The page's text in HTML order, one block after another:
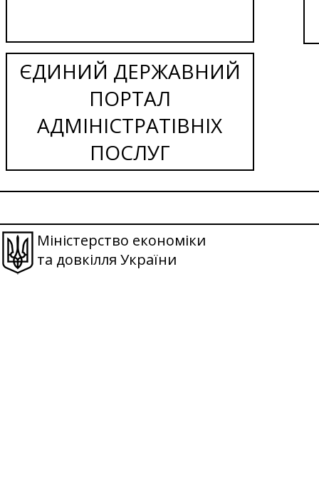
ЄДИНИЙ ДЕРЖАВНИЙ
ПОРТАЛ
АДМІНІСТРАТІВНІХ
ПОСЛУГ
Міністерство економіки
та довкілля України